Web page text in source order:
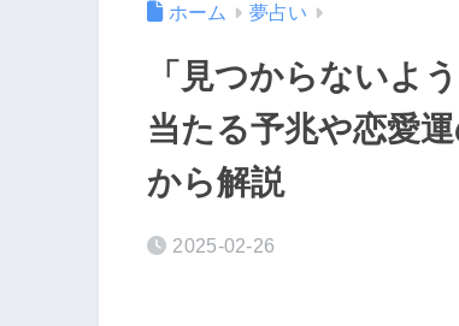
ホーム 夢占い
「見つからないよ
当たる予兆や恋愛
から解説
2025-02-26